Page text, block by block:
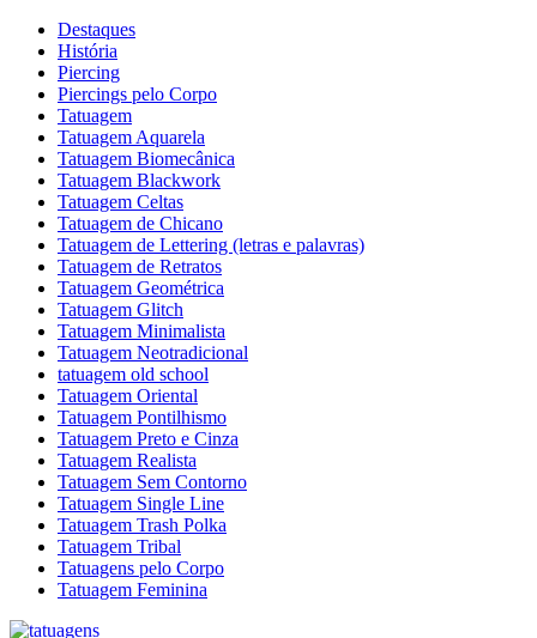
Destaques
História
Piercing
Piercings pelo Corpo
Tatuagem
Tatuagem Aquarela
Tatuagem Biomecânica
Tatuagem Blackwork
Tatuagem Celtas
Tatuagem de Chicano
Tatuagem de Lettering (letras e palavras)
Tatuagem de Retratos
Tatuagem Geométrica
Tatuagem Glitch
Tatuagem Minimalista
Tatuagem Neotradicional
tatuagem old school
Tatuagem Oriental
Tatuagem Pontilhismo
Tatuagem Preto e Cinza
Tatuagem Realista
Tatuagem Sem Contorno
Tatuagem Single Line
Tatuagem Trash Polka
Tatuagem Tribal
Tatuagens pelo Corpo
Tatuagem Feminina